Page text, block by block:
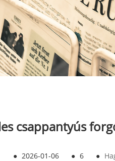
csappantyús
● 2026-01-06 ● 6 ●